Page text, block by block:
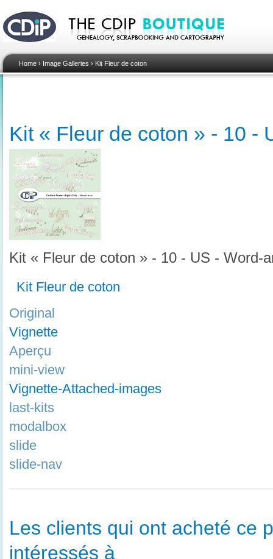
Home › Image Galleries › Kit Fleur de coton
Kit « Fleur de coton » - 10 -
Kit « Fleur de coton » - 10 - US - Word-
Kit Fleur de coton
Original
Vignette
Aperçu
mini-view
Vignette-Attached-images
last-kits
modalbox
slide
slide-nav
Les clients qui ont acheté ce
intéressés à